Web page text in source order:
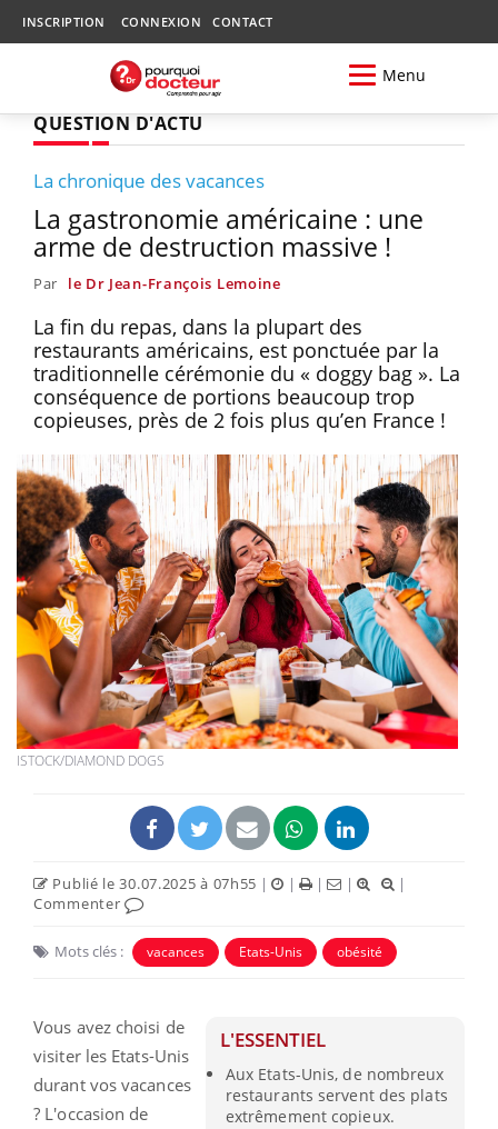
INSCRIPTION CONNEXION CONTACT
Menu
QUESTION D'ACTU
La chronique des vacances
La gastronomie américaine : une
arme de destruction massive !
Par le Dr Jean-François Lemoine
La fin du repas, dans la plupart des
restaurants américains, est ponctuée par la
traditionnelle cérémonie du « doggy bag ». La
conséquence de portions beaucoup trop
copieuses, près de 2 fois plus qu’en France !
ISTOCK/DIAMOND DOGS
Publié le 30.07.2025 à 07h55 | | | |
|
Commenter
Mots clés : vacances Etats-Unis obésité
L'ESSENTIEL
Aux Etats-Unis, de nombreux
restaurants servent des plats
extrêmement copieux.
Vous avez choisi de
visiter les Etats-Unis
durant vos vacances
? L'occasion de